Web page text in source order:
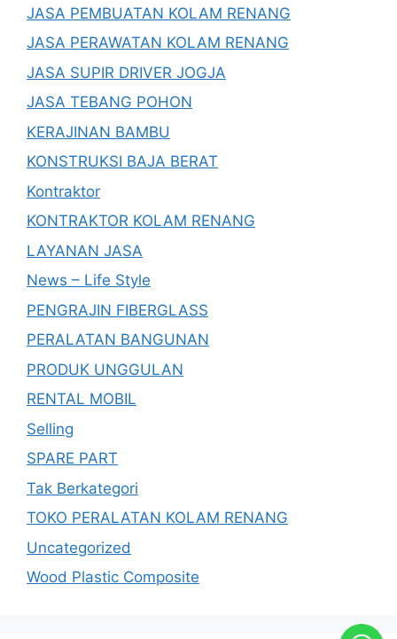
JASA PEMBUATAN KOLAM RENANG
JASA PERAWATAN KOLAM RENANG
JASA SUPIR DRIVER JOGJA
JASA TEBANG POHON
KERAJINAN BAMBU
KONSTRUKSI BAJA BERAT
Kontraktor
KONTRAKTOR KOLAM RENANG
LAYANAN JASA
News – Life Style
PENGRAJIN FIBERGLASS
PERALATAN BANGUNAN
PRODUK UNGGULAN
RENTAL MOBIL
Selling
SPARE PART
Tak Berkategori
TOKO PERALATAN KOLAM RENANG
Uncategorized
Wood Plastic Composite